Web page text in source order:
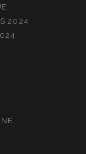
2024